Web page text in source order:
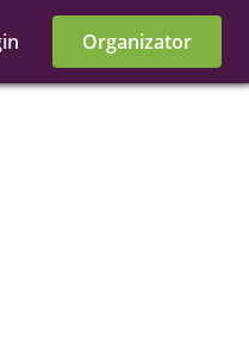
Organizator